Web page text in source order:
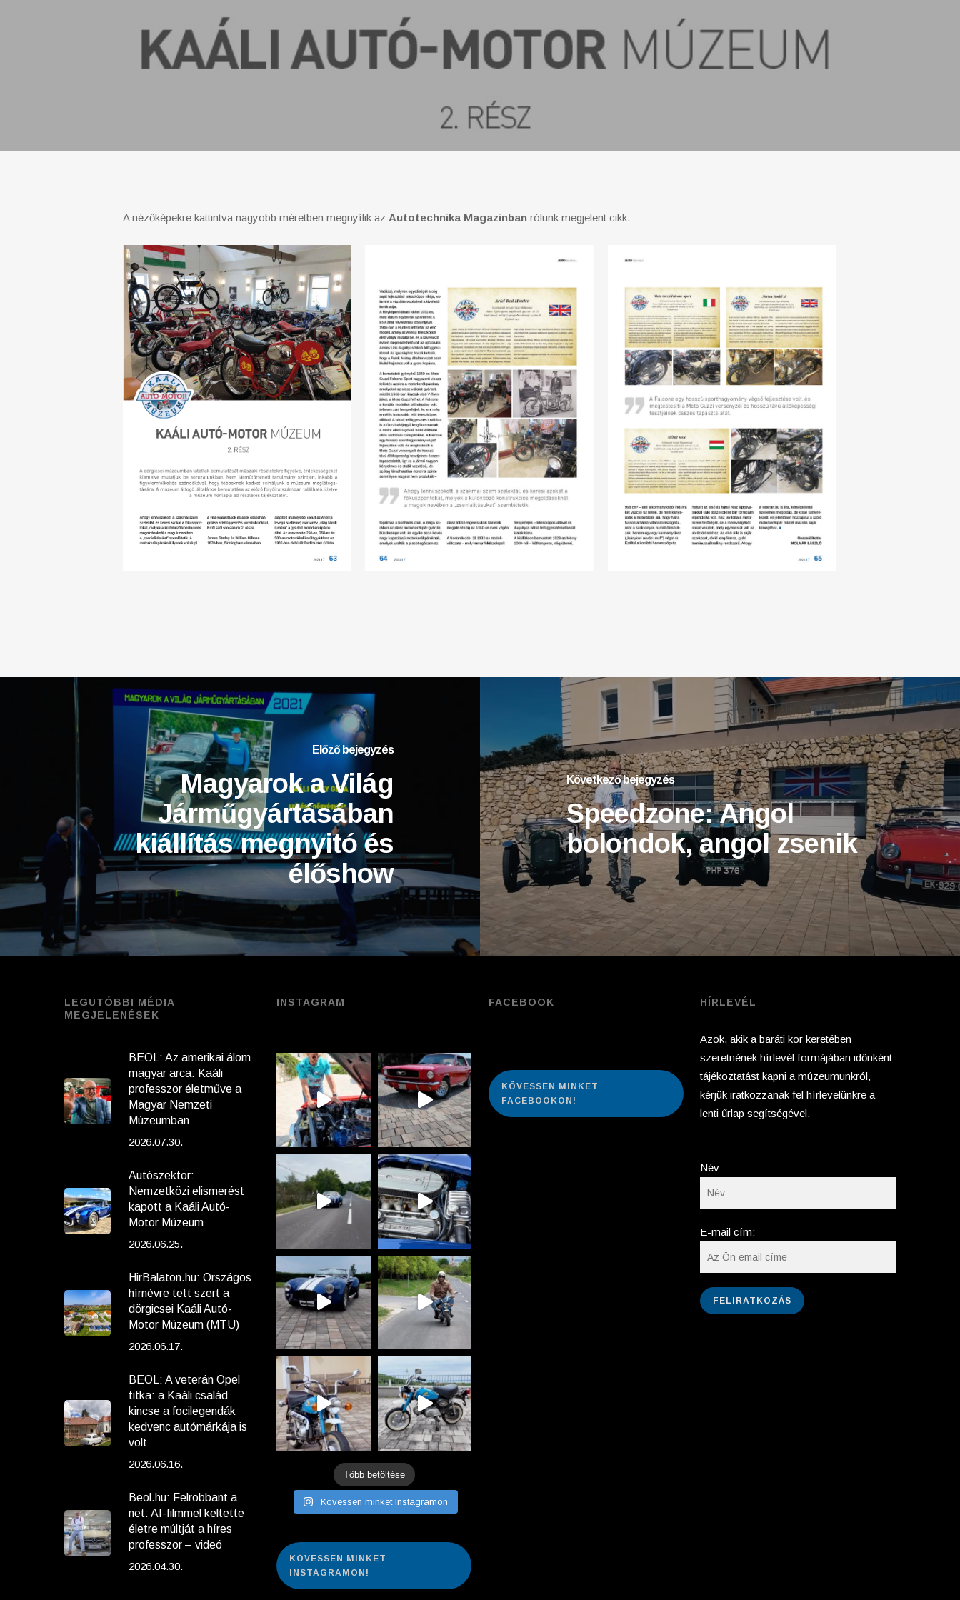
A nézőképekre kattintva nagyobb méretben megnyílik az Autotechnika Magazinban rólunk megjelent cikk.
autotechnika-
2021jul-
01
Előző bejegyzés
Magyarok a Világ
Járműgyártásában
kiállítás megnyitó és
élőshow
Következő bejegyzés
Speedzone: Angol
bolondok, angol zsenik
LEGUTÓBBI MÉDIA
MEGJELENÉSEK
BEOL: Az amerikai álom
magyar arca: Kaáli
professzor életműve a
Magyar Nemzeti
Múzeumban
2026.07.30.
Autószektor:
Nemzetközi elismerést
kapott a Kaáli Autó-
Motor Múzeum
2026.06.25.
HirBalaton.hu: Országos
hírnévre tett szert a
dörgicsei Kaáli Autó-
Motor Múzeum (MTU)
2026.06.17.
BEOL: A veterán Opel
titka: a Kaáli család
kincse a focilegendák
kedvenc autómárkája is
volt
2026.06.16.
Beol.hu: Felrobbant a
net: AI-filmmel keltette
életre múltját a híres
professzor – videó
2026.04.30.
INSTAGRAM
Több betöltése
Kövessen minket Instagramon
KÖVESSEN MINKET
INSTAGRAMON!
FACEBOOK
KÖVESSEN MINKET
FACEBOOKON!
HÍRLEVÉL
Azok, akik a baráti kör keretében
szeretnének hírlevél formájában időnként
tájékoztatást kapni a múzeumunkról,
kérjük iratkozzanak fel hírlevelünkre a
lenti űrlap segítségével.
Név
E-mail cím: